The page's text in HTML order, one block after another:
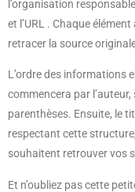
l’organisation
et l’URL . Chaque
retracer la source
L’ordre des informations
commencera par
parenthèses. Ensuite, le
respectant cette
souhaitent retrouver vos
Et n’oubliez pas cette